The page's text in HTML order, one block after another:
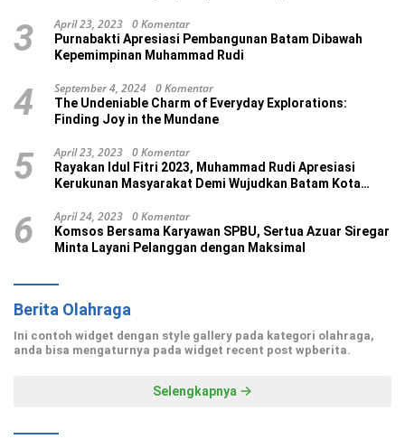
3 April 23, 2023 0 Komentar
Purnabakti Apresiasi Pembangunan Batam Dibawah
Kepemimpinan Muhammad Rudi
4 September 4, 2024 0 Komentar
The Undeniable Charm of Everyday Explorations:
Finding Joy in the Mundane
5 April 23, 2023 0 Komentar
Rayakan Idul Fitri 2023, Muhammad Rudi Apresiasi
Kerukunan Masyarakat Demi Wujudkan Batam Kota
6 April 24, 2023 0 Komentar
Komsos Bersama Karyawan SPBU, Sertua Azuar Siregar
Minta Layani Pelanggan dengan Maksimal
Berita Olahraga
Ini contoh widget dengan style gallery pada kategori olahraga,
anda bisa mengaturnya pada widget recent post wpberita.
Selengkapnya